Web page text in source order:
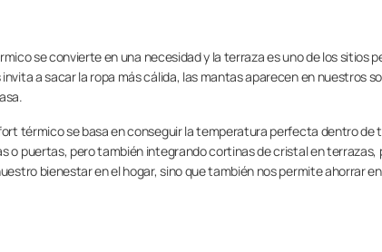
se convierte en una necesidad y la terraza es uno de los sitios
a sacar la ropa más cálida, las mantas aparecen en nuestros
térmico se basa en conseguir la temperatura perfecta dentro de
o puertas, pero también integrando cortinas de cristal en terrazas,
bienestar en el hogar, sino que también nos permite ahorrar